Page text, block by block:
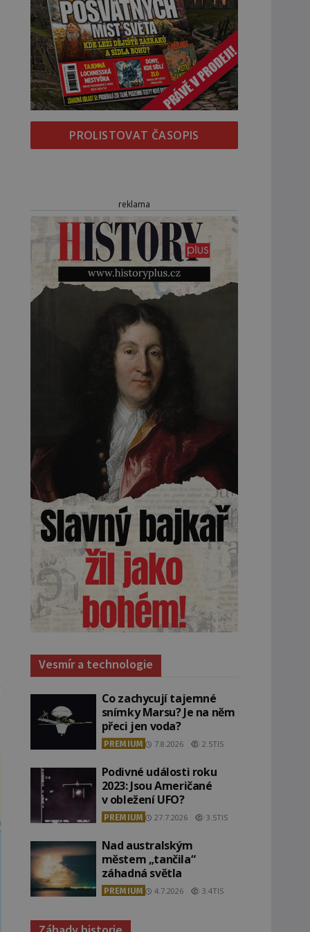
PROLISTOVAT ČASOPIS
reklama
Vesmír a technologie
Co zachycují tajemné
snímky Marsu? Je na něm
přeci jen voda?
PREMIUM 7.8.2026 2.5TIS
Podivné události roku
2023: Jsou Američané
v obležení UFO?
PREMIUM 27.7.2026 3.5TIS
Nad australským
městem „tančila“
záhadná světla
PREMIUM 4.7.2026 3.4TIS